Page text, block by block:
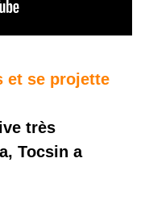
et se projette
très
Tocsin a